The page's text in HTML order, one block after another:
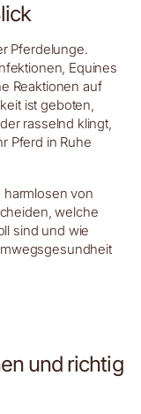
Pferdelunge.
Equines
Reaktionen auf
ist geboten,
rasselnd klingt,
Pferd in Ruhe
harmlosen von
welche
sind und wie
und richtig